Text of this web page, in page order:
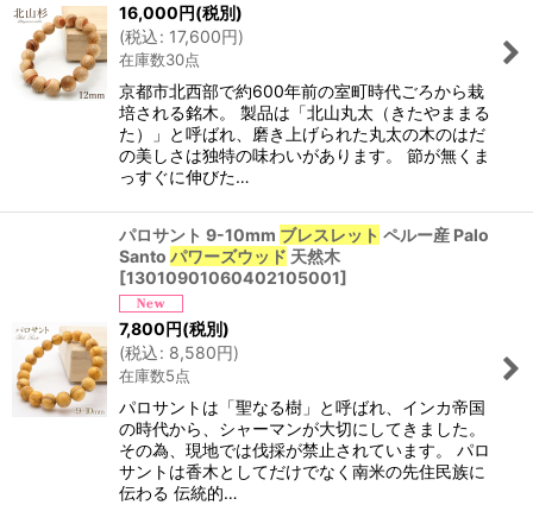
16,000円(税別)
(税込: 17,600円)
在庫数30点
京都市北西部で約600年前の室町時代ごろから栽
培される銘木。 製品は「北山丸太（きたやままる
た）」と呼ばれ、磨き上げられた丸太の木のはだ
の美しさは独特の味わいがあります。 節が無くま
っすぐに伸びた…
パロサント 9-10mm ブレスレット ペルー産 Palo
Santo パワーズウッド 天然木
[13010901060402105001]
7,800円(税別)
(税込: 8,580円)
在庫数5点
パロサントは「聖なる樹」と呼ばれ、インカ帝国
の時代から、シャーマンが大切にしてきました。
その為、現地では伐採が禁止されています。 パロ
サントは香木としてだけでなく南米の先住民族に
伝わる 伝統的…